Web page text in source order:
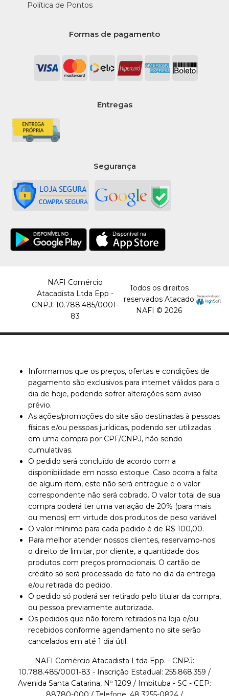
Política de Pontos
Formas de pagamento
Entregas
Segurança
NAFI Comércio
Atacadista Ltda Epp -
CNPJ: 10.788.485/0001-
83
Todos os direitos
reservados Atacado
NAFI © 2026
Informamos que os preços, ofertas e condições de
pagamento são exclusivos para internet válidos para o
dia de hoje, podendo sofrer alterações sem aviso
prévio.
As ações/promoções do site são destinadas à pessoas
físicas e/ou pessoas jurídicas, podendo ser utilizadas
em uma compra por CPF/CNPJ, não sendo
cumulativas.
O pedido será concluído de acordo com a
disponibilidade em nosso estoque. Caso ocorra a falta
de algum item, este não será entregue e o valor
correspondente não será cobrado. O valor total de sua
compra poderá ter uma variação de 20% (para mais
ou menos) em virtude dos produtos de peso variável.
O valor mínimo para cada pedido é de R$ 100,00.
Para melhor atender nossos clientes, reservamo-nos
o direito de limitar, por cliente, a quantidade dos
produtos com preços promocionais. O cartão de
crédito só será processado de fato no dia da entrega
e/ou retirada do pedido.
O pedido só poderá ser retirado pelo titular da compra,
ou pessoa previamente autorizada.
Os pedidos que não forem retirados na loja e/ou
recebidos conforme agendamento no site serão
cancelados em até 1 dia útil.
NAFI Comércio Atacadista Ltda Epp. - CNPJ:
10.788.485/0001-83 - Inscrição Estadual: 255.868.359 /
Avenida Santa Catarina, Nº 1209 / Imbituba - SC - CEP: